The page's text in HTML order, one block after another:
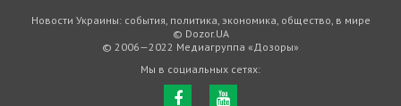
Новости Украины: события, политика, экономика, общество, в мире
© Dozor.UA
© 2006—2022 Медиагруппа «Дозоры»
Мы в социальных сетях: